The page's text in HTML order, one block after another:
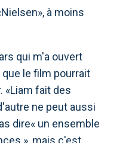
à moins
qui m'a ouvert
le film pourrait
«Liam fait des
ne peut aussi
dire« un ensemble
», mais c'est